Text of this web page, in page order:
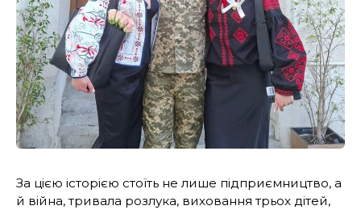
За цією історією стоїть не лише підприємництво, а
й війна, тривала розлука, виховання трьох дітей,